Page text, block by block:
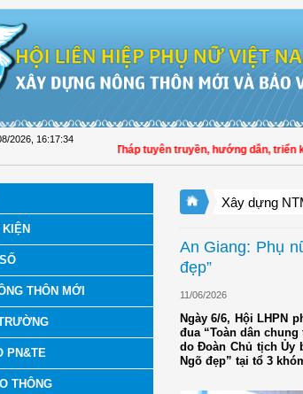
2026 16:17:35
LHPN tỉnh Đồng Tháp tuyên truyền, hướng dẫn, triển
THÔN MỚI
PN&TE
THÔNG
Xây dựng
An Giang: Phụ
đẹp”
11/06/2026
Ngày 6/6, Hội LHPN
đua “Toàn dân
do Đoàn Chủ tịch Ủy
Ngõ đẹp” tại tổ 3